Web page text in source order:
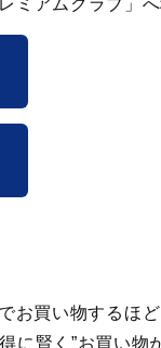
ミアムクラブ」へ
買い物するほど
に賢く”お買い物